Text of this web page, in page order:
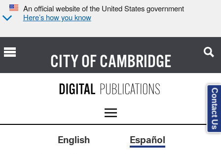
An official website of the United States government
Here’s how you know
CITY OFCAMBRIDGE
English
Español
Contact Us